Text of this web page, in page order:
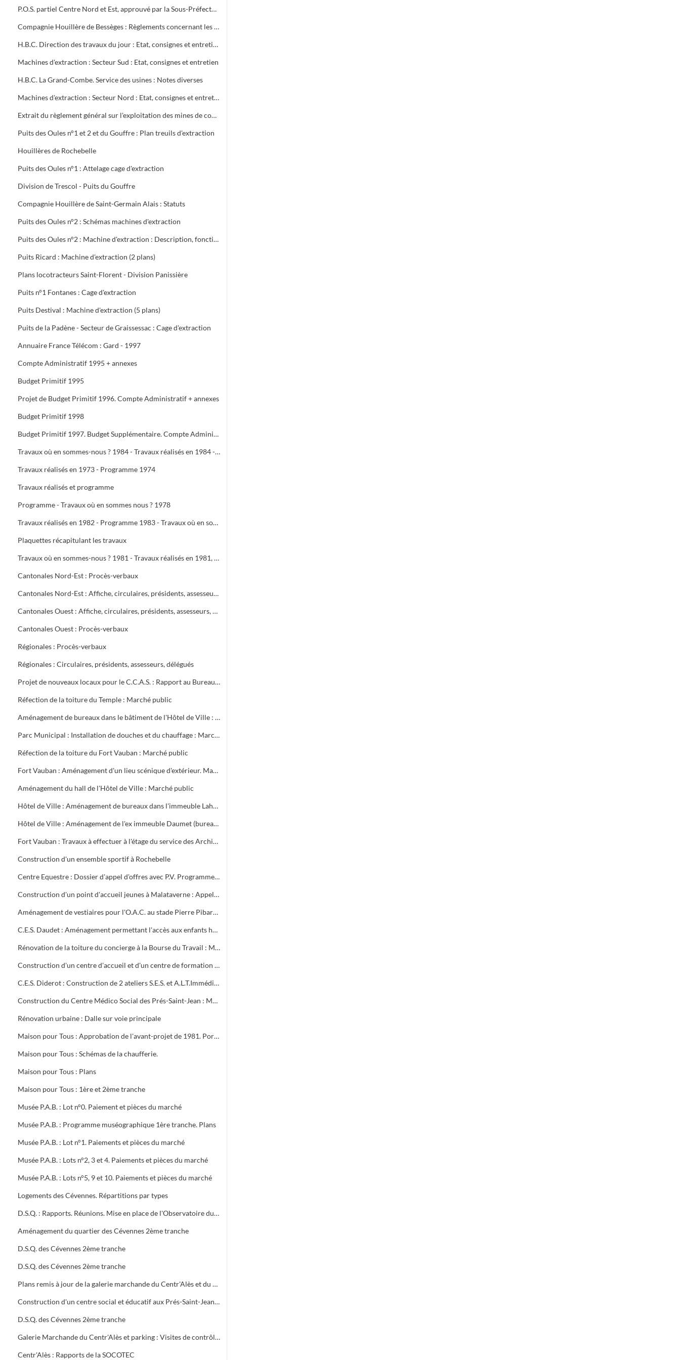
P.O.S. partiel Centre Nord et Est, approuvé par la Sous-Préfecture
Compagnie Houillère de Bessèges : Règlements concernant les ouvriers
H.B.C. Direction des travaux du jour : Etat, consignes et entretien des machines d'extraction
Machines d'extraction : Secteur Sud : Etat, consignes et entretien
H.B.C. La Grand-Combe. Service des usines : Notes diverses
Machines d'extraction : Secteur Nord : Etat, consignes et entretien
Extrait du règlement général sur l'exploitation des mines de combustibles : décret du 13 août 1911 modifié en mai 1931
Puits des Oules n°1 et 2 et du Gouffre : Plan treuils d'extraction
Houillères de Rochebelle
Puits des Oules n°1 : Attelage cage d'extraction
Division de Trescol - Puits du Gouffre
Compagnie Houillère de Saint-Germain Alais : Statuts
Puits des Oules n°2 : Schémas machines d'extraction
Puits des Oules n°2 : Machine d'extraction : Description, fonctionnement, conduite et entretien : 3 documents
Puits Ricard : Machine d'extraction (2 plans)
Plans locotracteurs Saint-Florent - Division Panissière
Puits n°1 Fontanes : Cage d'extraction
Puits Destival : Machine d'extraction (5 plans)
Puits de la Padène - Secteur de Graissessac : Cage d'extraction
Annuaire France Télécom : Gard - 1997
Compte Administratif 1995 + annexes
Budget Primitif 1995
Projet de Budget Primitif 1996. Compte Administratif + annexes
Budget Primitif 1998
Budget Primitif 1997. Budget Supplémentaire. Compte Administratif + annexes
Travaux où en sommes-nous ? 1984 - Travaux réalisés en 1984 - Programme 1985 - Travaux 1987
Travaux réalisés en 1973 - Programme 1974
Travaux réalisés et programme
Programme - Travaux où en sommes nous ? 1978
Travaux réalisés en 1982 - Programme 1983 - Travaux où en sommes-nous ? 1983 - Travaux réalisés en 1983 - Programme 1984
Plaquettes récapitulant les travaux
Travaux où en sommes-nous ? 1981 - Travaux réalisés en 1981, programme 1982 - Travaux où en sommes-nous ? 1982
Cantonales Nord-Est : Procès-verbaux
Cantonales Nord-Est : Affiche, circulaires, présidents, assesseurs, délégués
Cantonales Ouest : Affiche, circulaires, présidents, assesseurs, délégués
Cantonales Ouest : Procès-verbaux
Régionales : Procès-verbaux
Régionales : Circulaires, présidents, assesseurs, délégués
Projet de nouveaux locaux pour le C.C.A.S. : Rapport au Bureau Municipal
Réfection de la toiture du Temple : Marché public
Aménagement de bureaux dans le bâtiment de l'Hôtel de Ville : Marché public
Parc Municipal : Installation de douches et du chauffage : Marché public
Réfection de la toiture du Fort Vauban : Marché public
Fort Vauban : Aménagement d'un lieu scénique d'extérieur. Marché public
Aménagement du hall de l'Hôtel de Ville : Marché public
Hôtel de Ville : Aménagement de bureaux dans l'immeuble Lahondès (3 tranches) : Marché public
Hôtel de Ville : Aménagement de l'ex immeuble Daumet (bureaux du 2ème étage Informatique, cave escalier) : Marché public
Fort Vauban : Travaux à effectuer à l'étage du service des Archives. Liste du mobilier à acheter. Installation du Fonds Ancien de la Bibliothèque
Construction d'un ensemble sportif à Rochebelle
Centre Equestre : Dossier d'appel d'offres avec P.V. Programme du concours. Réunions de chantier
Construction d'un point d'accueil jeunes à Malataverne : Appel d'offres
Aménagement de vestiaires pour l'O.A.C. au stade Pierre Pibarot : Estimatif
C.E.S. Daudet : Aménagement permettant l'accès aux enfants handicapés. Projet et marché public
Rénovation de la toiture du concierge à la Bourse du Travail : Marché public
Construction d'un centre d'accueil et d'un centre de formation pour l'O.A.C. Programme
C.E.S. Diderot : Construction de 2 ateliers S.E.S. et A.L.T.Immédiate. Marché public
Construction du Centre Médico Social des Prés-Saint-Jean : Marché public
Rénovation urbaine : Dalle sur voie principale
Maison pour Tous : Approbation de l'avant-projet de 1981. Portrait de Louis Aragon " un éternel printemps ". Calque de l'aménagement intérieur
Maison pour Tous : Schémas de la chaufferie.
Maison pour Tous : Plans
Maison pour Tous : 1ère et 2ème tranche
Musée P.A.B. : Lot n°0. Paiement et pièces du marché
Musée P.A.B. : Programme muséographique 1ère tranche. Plans
Musée P.A.B. : Lot n°1. Paiements et pièces du marché
Musée P.A.B. : Lots n°2, 3 et 4. Paiements et pièces du marché
Musée P.A.B. : Lots n°5, 9 et 10. Paiements et pièces du marché
Logements des Cévennes. Répartitions par types
D.S.Q. : Rapports. Réunions. Mise en place de l'Observatoire du logement du plan local de l'habitat
Aménagement du quartier des Cévennes 2ème tranche
D.S.Q. des Cévennes 2ème tranche
D.S.Q. des Cévennes 2ème tranche
Plans remis à jour de la galerie marchande du Centr'Alès et du parking
Construction d'un centre social et éducatif aux Prés-Saint-Jean Maison du Moulinet : Marché public (2ème tranche)
D.S.Q. des Cévennes 2ème tranche
Galerie Marchande du Centr'Alès et parking : Visites de contrôle de la commission de sécurité
Centr'Alès : Rapports de la SOCOTEC